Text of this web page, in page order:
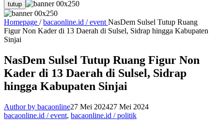
tutup
Homepage / bacaonline.id / event NasDem Sulsel Tutup Ruang
Figur Non Kader di 13 Daerah di Sulsel, Sidrap hingga Kabupaten
Sinjai
NasDem Sulsel Tutup Ruang Figur Non
Kader di 13 Daerah di Sulsel, Sidrap
hingga Kabupaten Sinjai
Author by bacaonline27 Mei 202427 Mei 2024
bacaonline.id / event, bacaonline.id / politik